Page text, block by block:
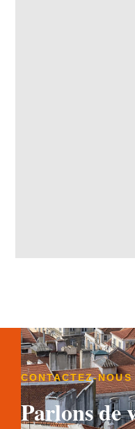
CONTACTEZ-NOUS
Parlons de